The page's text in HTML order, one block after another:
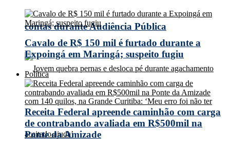
contas durante Audiência Pública
Cavalo de R$ 150 mil é furtado durante a
Expoingá em Maringá; suspeito fugiu
Política
Receita Federal apreende caminhão com carga
de contrabando avaliada em R$500mil na
Ponte da Amizade